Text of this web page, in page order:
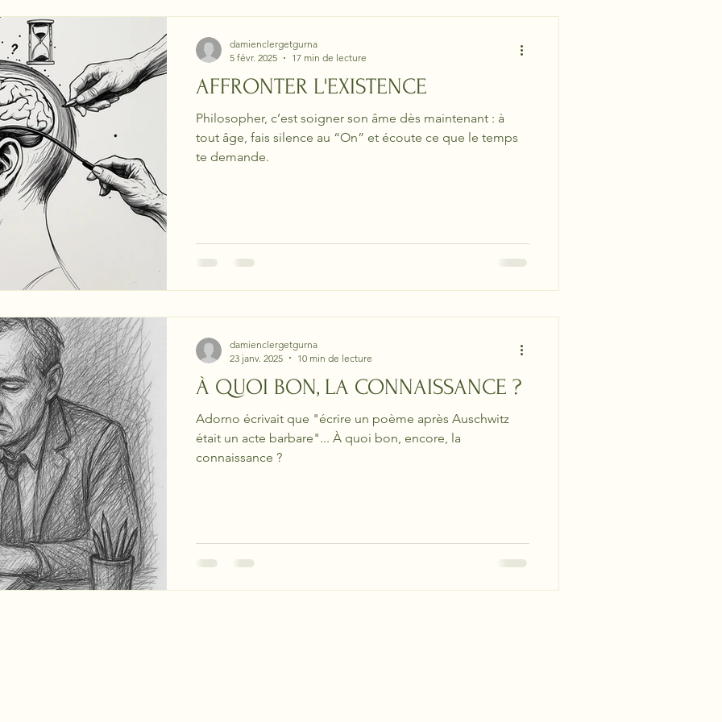
AFFRONTER L'EXISTENCE
Philosopher, c’est soigner son âme dès maintenant : à
tout âge, fais silence au “On” et écoute ce que le temps
te demande.
damienclergetgurna
5 févr. 2025
17 min de lecture
À QUOI BON, LA CONNAISSANCE ?
Adorno écrivait que "écrire un poème après Auschwitz
était un acte barbare"... À quoi bon, encore, la
connaissance ?
damienclergetgurna
23 janv. 2025
10 min de lecture